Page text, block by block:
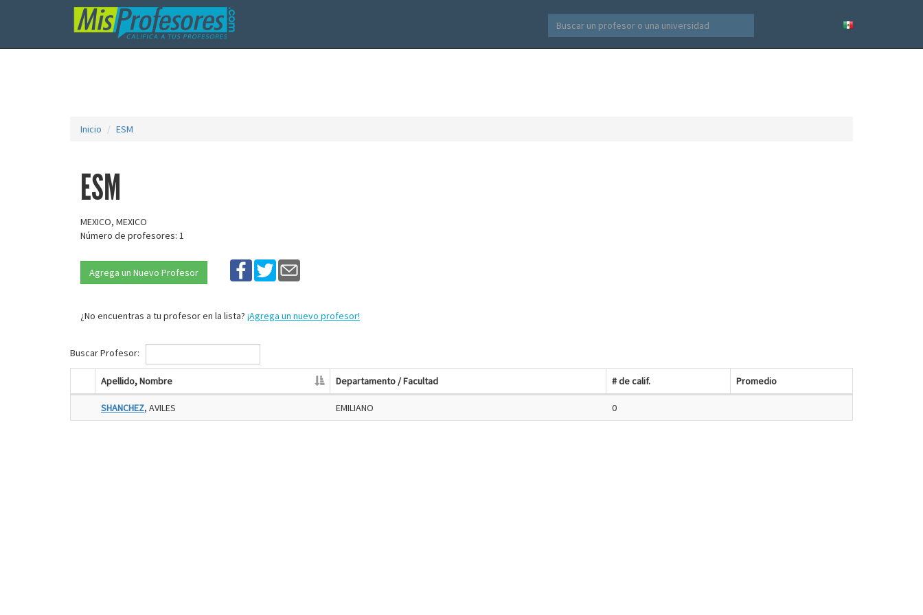
Inicio ESM
ESM
MEXICO, MEXICO
Número de profesores: 1
Agrega un Nuevo Profesor
¿No encuentras a tu profesor en la lista? ¡Agrega un nuevo profesor!
Buscar Profesor:
Apellido, Nombre Departamento / Facultad # de calif. Promedio
SHANCHEZ, AVILES EMILIANO 0